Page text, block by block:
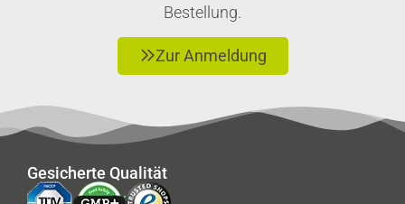
Bestellung.
Zur Anmeldung
Gesicherte Qualität